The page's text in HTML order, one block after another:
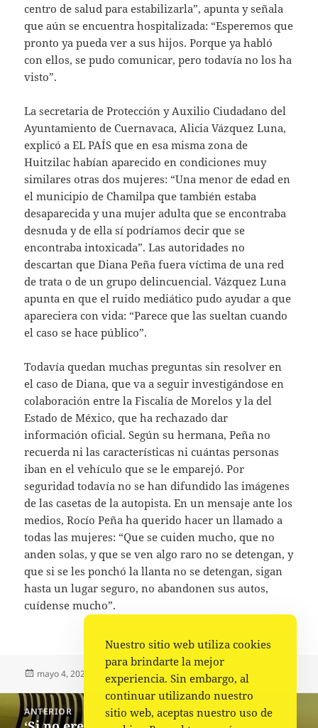
centro de salud para estabilizarla”, apunta y señala
que aún se encuentra hospitalizada: “Esperemos que
pronto ya pueda ver a sus hijos. Porque ya habló
con ellos, se pudo comunicar, pero todavía no los ha
visto”.
La secretaria de Protección y Auxilio Ciudadano del
Ayuntamiento de Cuernavaca, Alicia Vázquez Luna,
explicó a EL PAÍS que en esa misma zona de
Huitzilac habían aparecido en condiciones muy
similares otras dos mujeres: “Una menor de edad en
el municipio de Chamilpa que también estaba
desaparecida y una mujer adulta que se encontraba
desnuda y de ella sí podríamos decir que se
encontraba intoxicada”. Las autoridades no
descartan que Diana Peña fuera víctima de una red
de trata o de un grupo delincuencial. Vázquez Luna
apunta en que el ruido mediático pudo ayudar a que
apareciera con vida: “Parece que las sueltan cuando
el caso se hace público”.
Todavía quedan muchas preguntas sin resolver en
el caso de Diana, que va a seguir investigándose en
colaboración entre la Fiscalía de Morelos y la del
Estado de México, que ha rechazado dar
información oficial. Según su hermana, Peña no
recuerda ni las características ni cuántas personas
iban en el vehículo que se le emparejó. Por
seguridad todavía no se han difundido las imágenes
de las casetas de la autopista. En un mensaje ante los
medios, Rocío Peña ha querido hacer un llamado a
todas las mujeres: “Que se cuiden mucho, que no
anden solas, y que se ven algo raro no se detengan, y
que si se les ponchó la llanta no se detengan, sigan
hasta un lugar seguro, no abandonen sus autos,
cuídense mucho”.
Publicado
mayo 4, 2023 Fuente Categorías
Nacional Policiaca Portada
Navegación
de
ANTERIOR
Nuestro sitio web utiliza cookies
para brindarte la mejor
experiencia. Sin embargo, al
continuar utilizando nuestro
sitio web, aceptas nuestro uso de